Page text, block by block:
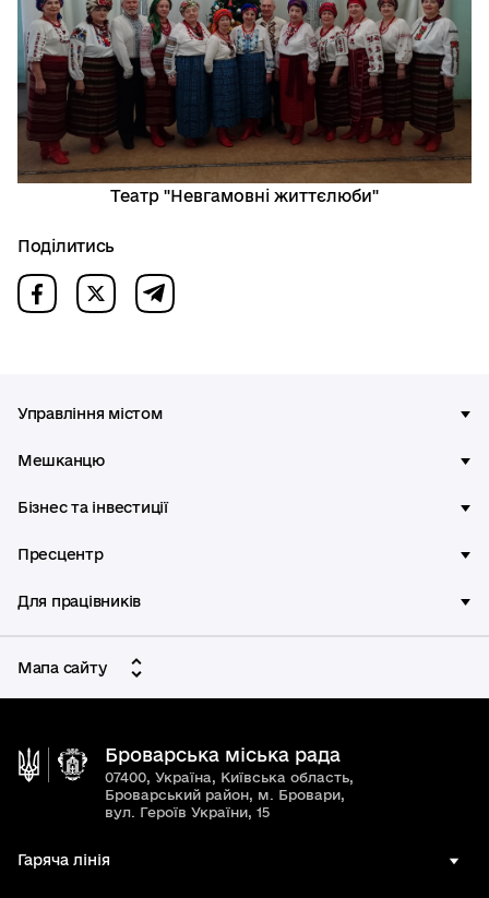
Театр "Невгамовні життєлюби"
Поділитись
Управління містом
Мешканцю
Бізнес та інвестиції
Пресцентр
Для працівників
Мапа сайту
Броварська міська рада
07400, Україна, Київська область,
Броварський район, м. Бровари,
вул. Героїв України, 15
Гаряча лінія